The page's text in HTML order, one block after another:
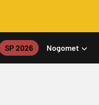
SP 2026 Nogomet